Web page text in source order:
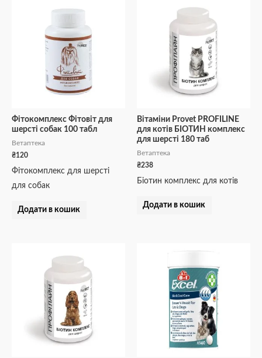
Фітокомплекс Фітовіт для
шерсті собак 100 табл
Ветаптека
₴120
Фітокомплекс для шерсті
для собак
Додати в кошик
Вітаміни Provet PROFILINE
для котів БІОТИН комплекс
для шерсті 180 таб
Ветаптека
₴238
Біотин комплекс для котів
Додати в кошик